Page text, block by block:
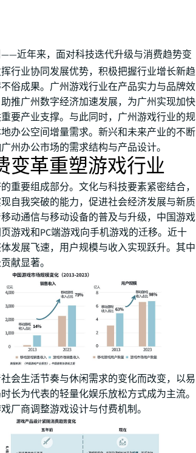
——近年来，面对科技迭代升级与消费趋势变
行业协同发展优势，积极把握行业增长新趋
俗成果。广州游戏行业在产品实力与品牌效
推广州数字经济加速发展，为广州实现加快
要产业支撑。与此同时，广州游戏行业的规
办公空间增量需求。新兴和未来产业的不断
州办公市场的需求结构与产品设计。
变革重塑游戏行业
重要组成部分。文化与科技要素紧密结合，
自我突破的能力，促进社会经济发展与新质
动通信与移动设备的普及与升级，中国游戏
游戏和PC端游戏向手机游戏的迁移。近十
发展飞速，用户规模与收入实现跃升。其中
献显著。
会生活节奏与休闲需求的变化而改变，以易
长为代表的轻量化娱乐放松方式成为主流。
厂商调整游戏设计与付费机制。